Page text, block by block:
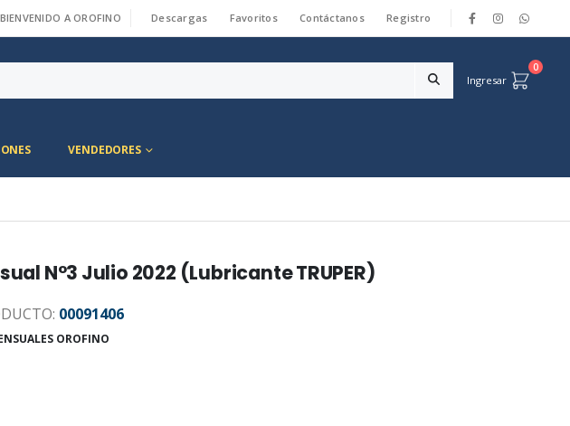
BIENVENIDO A OROFINO Descargas Favoritos Contáctanos Registro
Ingresar
0
VENDEDORES
N°3 Julio 2022 (Lubricante TRUPER)
00091406
OROFINO